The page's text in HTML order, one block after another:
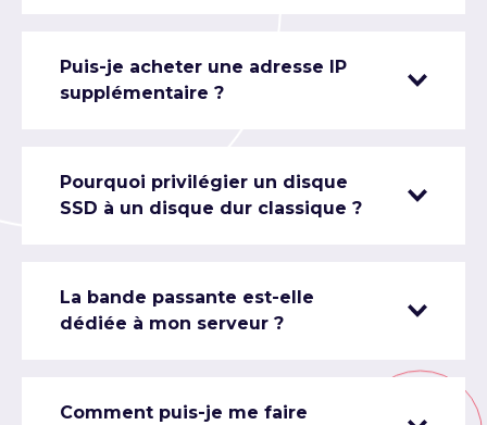
Puis-je acheter une adresse IP
supplémentaire ?
Pourquoi privilégier un disque
SSD à un disque dur classique ?
La bande passante est-elle
dédiée à mon serveur ?
Comment puis-je me faire